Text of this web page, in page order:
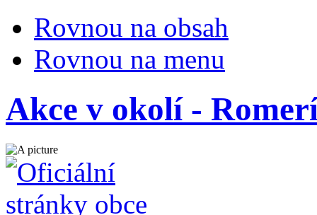
Rovnou na obsah
Rovnou na menu
Akce v okolí -